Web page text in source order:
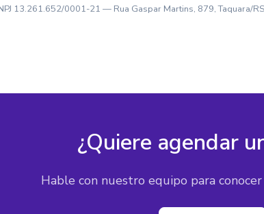
13.261.652/0001-21 — Rua Gaspar Martins, 879, Taquara/
¿Quiere agendar
Hable con nuestro equipo para